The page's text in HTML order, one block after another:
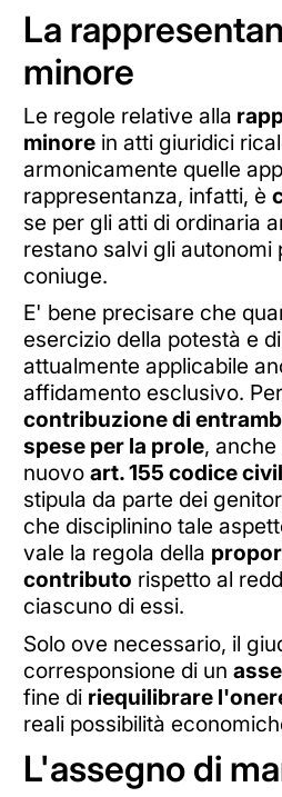
La
minore
Le regole relative alla
minorein atti giuridici
armonicamente quelle
rappresentanza, infatti, è
se per gli atti di ordinaria
restano salvi gli autonomi
coniuge.
E' bene precisare che
esercizio della potestà e
attualmente applicabile
affidamento esclusivo.
contribuzione di
spese per la prole, anche
nuovo art. 155 codice
stipula da parte dei
che disciplinino tale
vale la regola della
contributo rispetto al
ciascuno di essi.
Solo ove necessario, il
corresponsione di un
fine di riequilibrare
reali possibilità
L'assegno di